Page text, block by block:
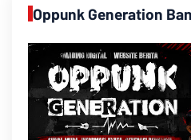
Oppunk Generation